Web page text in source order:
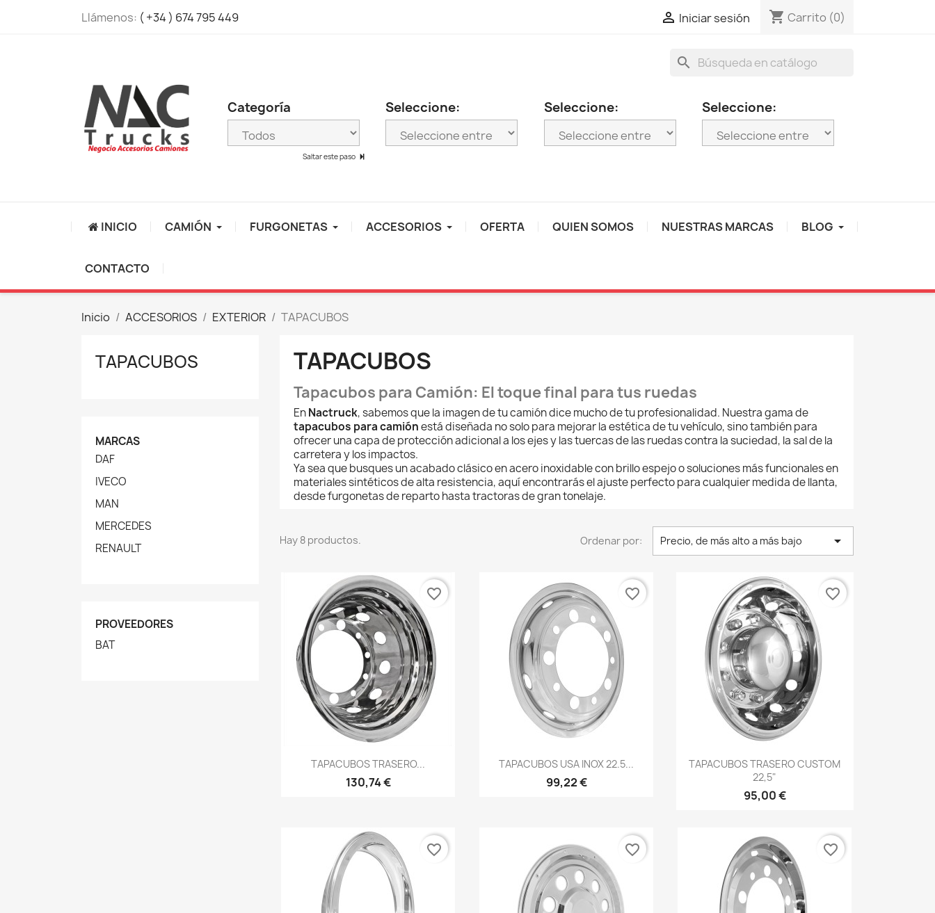
Llámenos: ( +34 ) 674 795 449  Iniciar sesión shopping_cart Carrito (0)
search
Categoría
Saltar este paso
Seleccione: Seleccione: Seleccione:
INICIO CAMIÓN FURGONETAS ACCESORIOS OFERTA QUIEN SOMOS NUESTRAS MARCAS BLOG
CONTACTO
Inicio ACCESORIOS EXTERIOR TAPACUBOS
TAPACUBOS
MARCAS
DAF
IVECO
MAN
MERCEDES
RENAULT
PROVEEDORES
BAT
TAPACUBOS
Tapacubos para Camión: El toque final para tus ruedas
EnNactruck, sabemos que la imagen de tu camión dice mucho de tu profesionalidad. Nuestra gama de
tapacubos para camiónestá diseñada no solo para mejorar la estética de tu vehículo, sino también para
ofrecer una capa de protección adicional a los ejes y las tuercas de las ruedas contra la suciedad, la sal de la
carretera y los impactos.
Ya sea que busques un acabado clásico en acero inoxidable con brillo espejo o soluciones más funcionales en
materiales sintéticos de alta resistencia, aquí encontrarás el ajuste perfecto para cualquier medida de llanta,
desde furgonetas de reparto hasta tractoras de gran tonelaje.
Hay 8 productos. Ordenar por: Precio, de más alto a más bajo 
Vista rápida
TAPACUBOS TRASERO...
130,74 €
favorite_border
Vista rápida
TAPACUBOS USA INOX 22.5...
99,22 €
favorite_border
Vista rápida
TAPACUBOS TRASERO CUSTOM
22,5"
95,00 €
favorite_border
favorite_border favorite_border favorite_border